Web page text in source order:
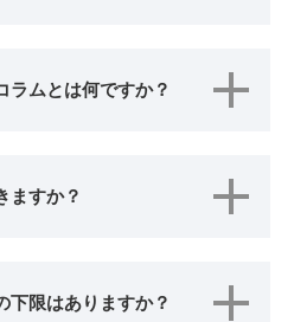
ラムとは何ですか？
ますか？
下限はありますか？